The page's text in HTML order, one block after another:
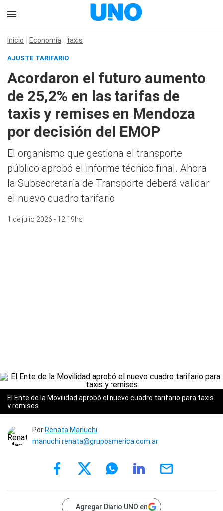
Inicio Economía taxis
AJUSTE TARIFARIO
Acordaron el futuro aumento
de 25,2% en las tarifas de
taxis y remises en Mendoza
por decisión del EMOP
El organismo que gestiona el transporte
público aprobó el informe técnico final. Ahora
la Subsecretaría de Transporte deberá validar
el nuevo cuadro tarifario
1 de julio 2026 - 12:19hs
El Ente de la Movilidad aprobó el nuevo cuadro tarifario para taxis
y remises
Por Renata Manuchi
manuchi.renata@grupoamerica.com.ar
Agregar Diario UNO en